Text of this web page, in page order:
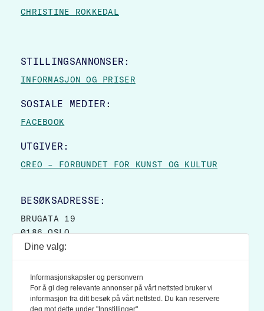
CHRISTINE ROKKEDAL
STILLINGSANNONSER:
INFORMASJON OG PRISER
SOSIALE MEDIER:
FACEBOOK
UTGIVER:
CREO – FORBUNDET FOR KUNST OG KULTUR
BESØKSADRESSE:
BRUGATA 19
0186 OSLO
POSTBOKS 9007 GRØNLAND
0133 OSLO
Dine valg:
Informasjonskapsler og personvern
For å gi deg relevante annonser på vårt nettsted bruker vi
informasjon fra ditt besøk på vårt nettsted. Du kan reservere
deg mot dette under "Innstillinger".